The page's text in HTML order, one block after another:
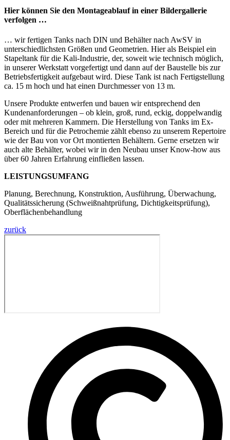
Hier können Sie den Montageablauf in einer Bildergallerie
verfolgen …
… wir fertigen Tanks nach DIN und Behälter nach AwSV in
unterschiedlichsten Größen und Geometrien. Hier als Beispiel ein
Stapeltank für die Kali-Industrie, der, soweit wie technisch möglich,
in unserer Werkstatt vorgefertigt und dann auf der Baustelle bis zur
Betriebsfertigkeit aufgebaut wird. Diese Tank ist nach Fertigstellung
ca. 15 m hoch und hat einen Durchmesser von 13 m.
Unsere Produkte entwerfen und bauen wir entsprechend den
Kundenanforderungen – ob klein, groß, rund, eckig, doppelwandig
oder mit mehreren Kammern. Die Herstellung von Tanks im Ex-
Bereich und für die Petrochemie zählt ebenso zu unserem Repertoire
wie der Bau von vor Ort montierten Behältern. Gerne ersetzen wir
auch alte Behälter, wobei wir in den Neubau unser Know-how aus
über 60 Jahren Erfahrung einfließen lassen.
LEISTUNGSUMFANG
Planung, Berechnung, Konstruktion, Ausführung, Überwachung,
Qualitätssicherung (Schweißnahtprüfung, Dichtigkeitsprüfung),
Oberflächenbehandlung
zurück